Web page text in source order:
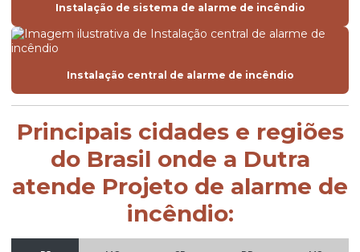
Instalação de sistema de alarme de incêndio
Instalação central de alarme de incêndio
Principais cidades e regiões
do Brasil onde a Dutra
atende Projeto de alarme de
incêndio: